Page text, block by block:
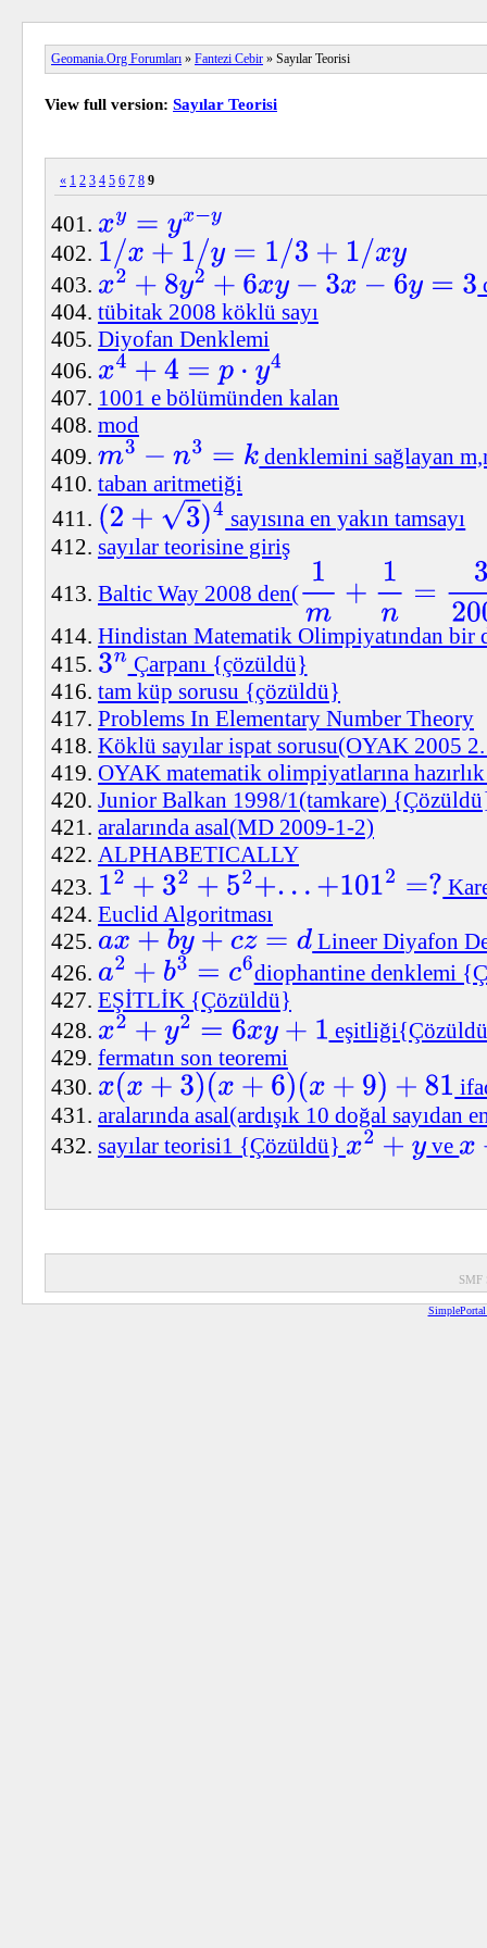
Geomania.Org Forumları » Fantezi Cebir » Sayılar Teorisi
View full version: Sayılar Teorisi
« 1 2 3 4 5 6 7 8 9
xy=y −y
1/x + /y= /3+1 xy
x2+ 2+6x −3x− 3
tübitak 2008 köklü sayı
Diyofan Denklemi
x4+ p⋅y4
1001 e bölümünden kalan
mod
m 3 −n k
denklemini sağlayan
taban aritmetiği
(2 +3 4
sayısına en yakın tamsayı
sayılar teorisine giriş
Baltic Way 2008 den( 1m+1n 32008
Hindistan Matematik Olimpiyatından bir
3n
Çarpanı {çözüldü}
tam küp sorusu {çözüldü}
Problems In Elementary Number Theory
Köklü sayılar ispat sorusu(OYAK 2005 2.
OYAK matematik olimpiyatlarına
Junior Balkan 1998/1(tamkare)
aralarında asal(MD 2009-1-2)
ALPHABETICALLY
12 +52+ ..+ 2=?
Euclid Algoritması
ax+by cz=d Lineer Diyafon
a2+ =c6
diophantine denklemi
EŞİTLİK {Çözüldü}
x2+ =6xy +1
fermatın son teoremi
x(x + 3)(x +6)(x +9)+81
aralarında asal(ardışık 10 doğal
sayılar teorisi1 {Çözüldü} x2+ ve x+y 2
SMF